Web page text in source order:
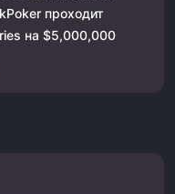
проходит
на $5,000,000